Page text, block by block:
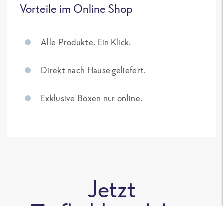
Vorteile im Online Shop
Alle Produkte. Ein Klick.
Direkt nach Hause geliefert.
Exklusive Boxen nur online.
Jetzt